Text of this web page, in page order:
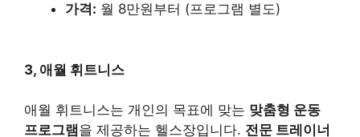
가격: 월 8만원부터 (프로그램 별도)
3, 애월 휘트니스
애월 휘트니스는 개인의 목표에 맞는 맞춤형 운동
프로그램을 제공하는 헬스장입니다. 전문 트레이너